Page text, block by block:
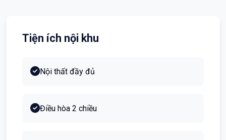
Tiện ích nội khu
Nội thất đầy đủ
Điều hòa 2 chiều